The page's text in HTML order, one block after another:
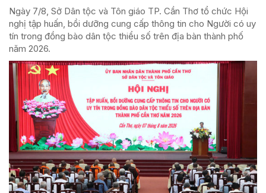
Ngày 7/8, Sở Dân tộc và Tôn giáo TP. Cần Thơ tổ chức Hội
nghị tập huấn, bồi dưỡng cung cấp thông tin cho Người có uy
tín trong đồng bào dân tộc thiểu số trên địa bàn thành phố
năm 2026.